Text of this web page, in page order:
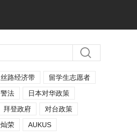
丝路经济带
留学生志愿者
法
日本对华政策
拜登政府
对台政策
荣 AUKUS